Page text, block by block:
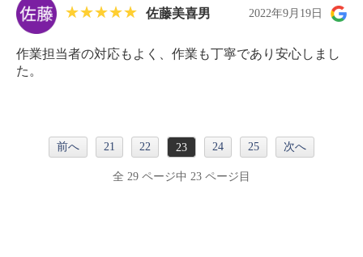
佐藤美喜男 2022年9月19日
作業担当者の対応もよく、作業も丁寧であり安心しまし
た。
前へ 21 22 23 24 25 次へ
全 29 ページ中 23 ページ目